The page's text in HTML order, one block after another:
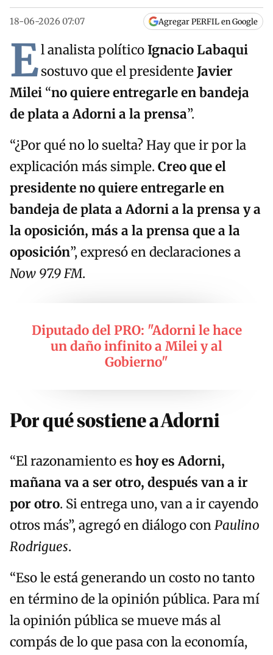
18-06-2026 07:07 Agregar PERFIL en Google
El analista políticoIgnacio Labaqui
sostuvo que el presidenteJavier
Milei “no quiere entregarle en bandeja
de plata a Adorni a la prensa”.
“¿Por qué no lo suelta? Hay que ir por la
explicación más simple. Creo que el
presidente no quiere entregarle en
bandeja de plata a Adorni a la prensa y a
la oposición, más a la prensa que a la
oposición”, expresó en declaraciones a
Now 97.9 FM.
Diputado del PRO: "Adorni le hace
un daño infinito a Milei y al
Gobierno"
Por qué sostiene a Adorni
“El razonamiento eshoy es Adorni,
mañana va a ser otro, después van a ir
por otro. Si entrega uno, van a ir cayendo
otros más”, agregó en diálogo conPaulino
Rodrigues.
“Eso le está generando un costo no tanto
en término de la opinión pública. Para mí
la opinión pública se mueve más al
compás de lo que pasa con la economía,